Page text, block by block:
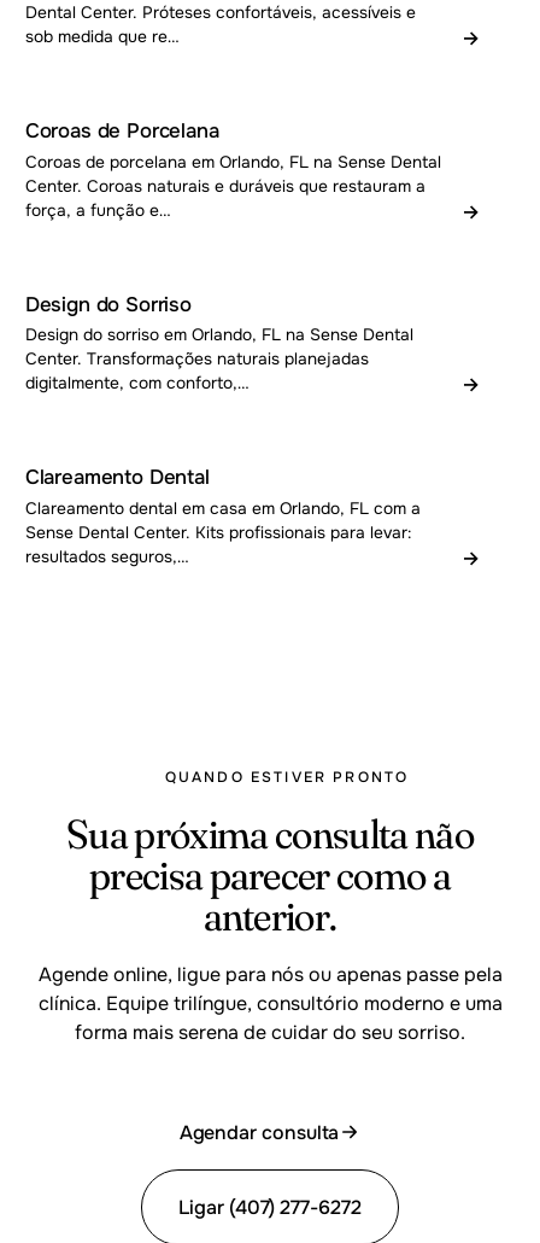
Dental Center. Próteses confortáveis, acessíveis e
sob medida que re…
→
Coroas de Porcelana
Coroas de porcelana em Orlando, FL na Sense Dental
Center. Coroas naturais e duráveis que restauram a
força, a função e…
→
Design do Sorriso
Design do sorriso em Orlando, FL na Sense Dental
Center. Transformações naturais planejadas
digitalmente, com conforto,…
→
Clareamento Dental
Clareamento dental em casa em Orlando, FL com a
Sense Dental Center. Kits profissionais para levar:
resultados seguros,…
→
QUANDO ESTIVER PRONTO
Sua próxima consulta não
precisa parecer como a
anterior.
Agende online, ligue para nós ou apenas passe pela
clínica. Equipe trilíngue, consultório moderno e uma
forma mais serena de cuidar do seu sorriso.
Agendar consulta
Ligar (407) 277-6272